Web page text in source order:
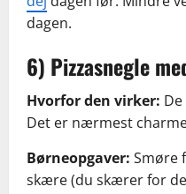
dagen.
6) Pizzasnegle
Hvorfor den virker:
Det er nærmest
Børneopgaver: Smøre
skære (du skærer for